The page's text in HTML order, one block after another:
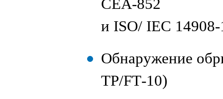
CEA‑852
и ISO/ IEC
Обнаружение
TP/FT‑10)